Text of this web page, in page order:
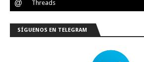
SÍGUENOS EN TELEGRAM